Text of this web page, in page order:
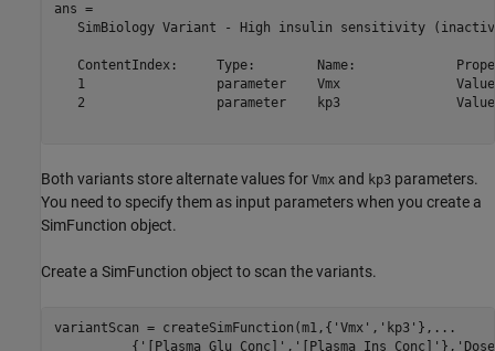
ans =
SimBiology Variant - High insulin sensitivity
ContentIndex:     Type:        Name:
1                 parameter    Vmx
2                 parameter    kp3
Both variants store alternate values for Vmx and kp3 parameters.
You need to specify them as input parameters when you create a
SimFunction object.
Create a SimFunction object to scan the variants.
variantScan = createSimFunction(m1,{ 'Vmx' , 'kp3' }, ...
          {
'[Plasma Glu Conc]' , '[Plasma Ins Conc]' },